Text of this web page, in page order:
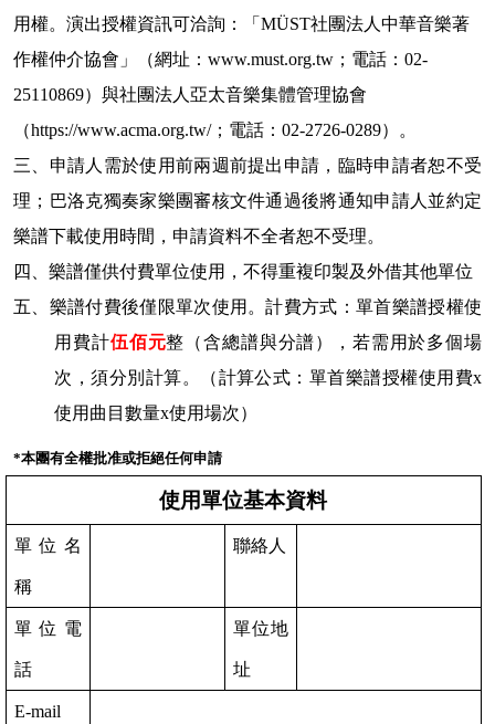
用權。演出授權資訊可洽詢：「MÜST社團法人中華音樂著
作權仲介協會」（網址：www.must.org.tw；電話：02-
25110869）與社團法人亞太音樂集體管理協會
（https://www.acma.org.tw/；電話：02-2726-0289）。
三、申請人需於使用前兩週前提出申請，臨時申請者恕不受
理；巴洛克獨奏家樂團審核文件通過後將通知申請人並約定
樂譜下載使用時間，申請資料不全者恕不受理。
四、樂譜僅供付費單位使用，不得重複印製及外借其他單位
五、樂譜付費後僅限單次使用。計費方式：單首樂譜授權使
用費計伍佰元整（含總譜與分譜），若需用於多個場
次，須分別計算。（計算公式：單首樂譜授權使用費x
使用曲目數量x使用場次）
*本團有全權批准或拒絕任何申請
使用單位基本資料
單位名
稱
聯絡人
單位電
話
單位地
址
E-mail